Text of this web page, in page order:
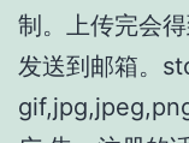
制。上传完会
发送到邮箱。